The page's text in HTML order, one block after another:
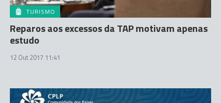
TURISMO
Reparos aos excessos da TAP motivam apenas
estudo
12 Out 2017 11:41